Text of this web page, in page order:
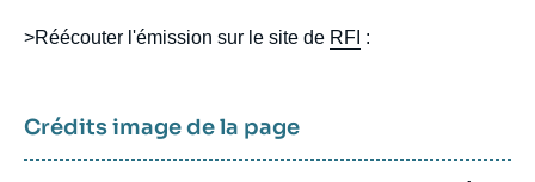
>Réécouter l'émission sur le site de RFI :
Crédits image de la page